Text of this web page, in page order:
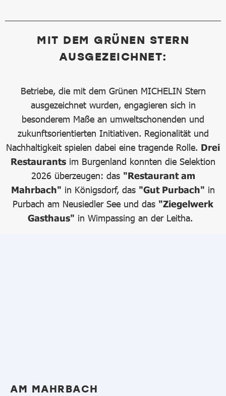
MIT DEM GRÜNEN STERN
AUSGEZEICHNET:
Betriebe, die mit dem Grünen MICHELIN Stern
ausgezeichnet wurden, engagieren sich in
besonderem Maße an umweltschonenden und
zukunftsorientierten Initiativen. Regionalität und
Nachhaltigkeit spielen dabei eine tragende Rolle. Drei
Restaurants im Burgenland konnten die Selektion
2026 überzeugen: das "Restaurant am
Mahrbach" in Königsdorf, das "Gut Purbach" in
Purbach am Neusiedler See und das "Ziegelwerk
Gasthaus" in Wimpassing an der Leitha.
AM MAHRBACH